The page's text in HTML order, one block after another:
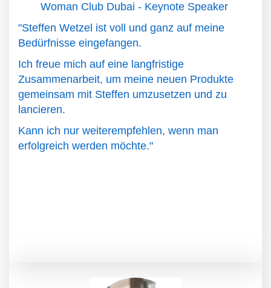
Woman Club Dubai - Keynote Speaker
"Steffen Wetzel ist voll und ganz auf meine
Bedürfnisse eingefangen.
Ich freue mich auf eine langfristige
Zusammenarbeit, um meine neuen Produkte
gemeinsam mit Steffen umzusetzen und zu
lancieren.
Kann ich nur weiterempfehlen, wenn man
erfolgreich werden möchte."